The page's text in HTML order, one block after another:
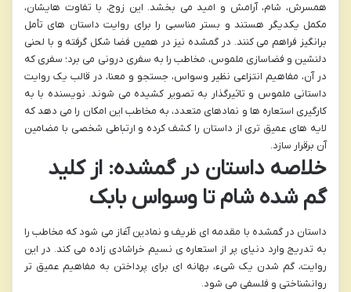
همسرش، شام، آرامش و امید می بخشد. این زوج، با تفاوت هایشان،
مکمل یکدیگر هستند و بستر مناسبی را برای روایت داستان های تأمل
برانگیز فراهم می کنند. در گمشده نیز در همین فضا شکل گرفته و با لحنی
دلنشین و فضاسازی ملموس، مخاطب را به سفری درونی می برد؛ سفری که
در آن، مفاهیم انتزاعی نظیر وسواس، جستجو و معنا، در قالب یک روایت
داستانی ملموس و تاثیرگذار به تصویر کشیده می شوند. نویسنده با به
کارگیری استعاره ها و نمادهای متعدد، به مخاطب این امکان را می دهد که
لایه های عمیق تری از داستان را کشف کرده و ارتباطی شخصی با مضامین
آن برقرار سازد.
خلاصه داستان در گمشده: از کلید
گم شده شام تا وسواس بابک
داستان در گمشده با مقدمه ای ظریف و نمادین آغاز می شود که مخاطب را
به تدریج وارد دنیای پر از استعاره ی نسیم خراشادی زاده می کند. در این
روایت، گم شدن یک شیء، بهانه ای برای پرداختن به مفاهیم عمیق تر
روانشناختی و فلسفی می شود.